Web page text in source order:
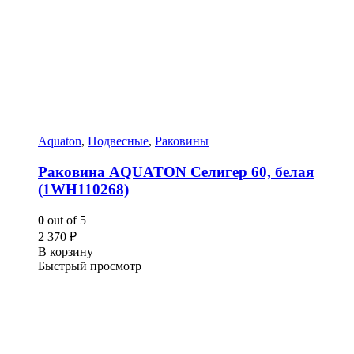
Aquaton, Подвесные, Раковины
Раковина AQUATON Селигер 60, белая
(1WH110268)
0 out of 5
2 370 ₽
В корзину
Быстрый просмотр